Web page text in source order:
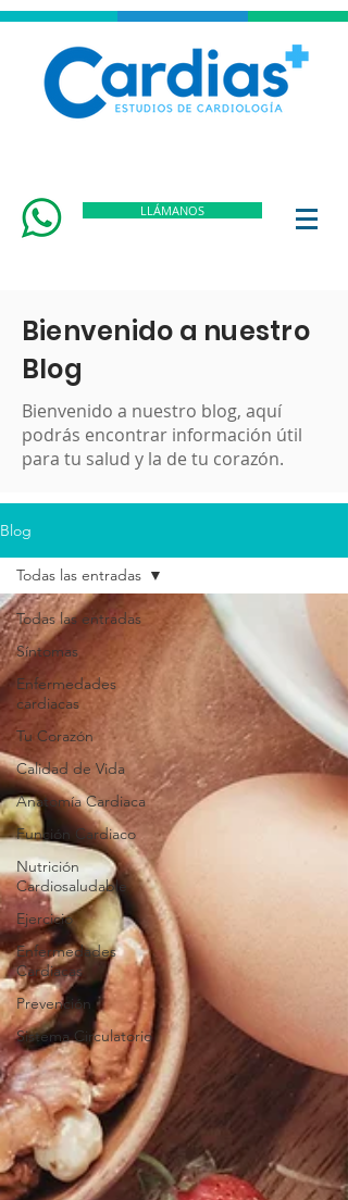
LLÁMANOS
Bienvenido a nuestro
Blog
Bienvenido a nuestro blog, aquí
podrás encontrar información útil
para tu salud y la de tu corazón.
Blog
Todas las entradas
Síntomas
Enfermedades
cardiacas
Tu Corazón
Calidad de Vida
Anatomía Cardiaca
Función Cardiaco
Nutrición
Cardiosaludable
Ejercicio
Enfermedades
Cardiacas
Prevención
Sistema Circulatorio
Todas las entradas